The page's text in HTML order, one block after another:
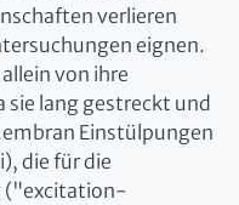
verlieren
eignen.
von ihre
sie lang gestreckt und
Einstülpungen
die für die
("excitation-